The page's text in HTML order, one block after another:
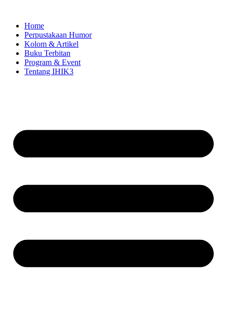
contentHome
Perpustakaan Humor
Kolom & Artikel
Buku Terbitan
Program & Event
Tentang IHIK3